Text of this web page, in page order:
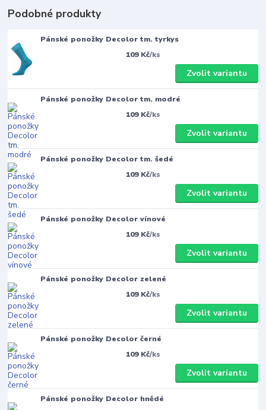
Podobné produkty
Pánské ponožky Decolor tm. tyrkys
109 Kč/ks
Zvolit variantu
Pánské ponožky Decolor tm. modré
109 Kč/ks
Zvolit variantu
Pánské ponožky Decolor tm. šedé
109 Kč/ks
Zvolit variantu
Pánské ponožky Decolor vínové
109 Kč/ks
Zvolit variantu
Pánské ponožky Decolor zelené
109 Kč/ks
Zvolit variantu
Pánské ponožky Decolor černé
109 Kč/ks
Zvolit variantu
Pánské ponožky Decolor hnědé